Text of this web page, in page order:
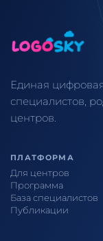
Единая
специалистов,
центров.
ПЛАТФОРМА
Для центров
Программа
База специалистов
Публикации